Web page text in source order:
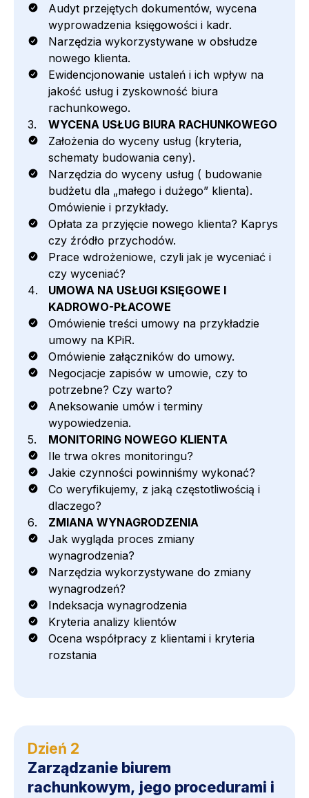
Audyt przejętych dokumentów, wycena
wyprowadzenia księgowości i kadr.
Narzędzia wykorzystywane w obsłudze
nowego klienta.
Ewidencjonowanie ustaleń i ich wpływ na
jakość usług i zyskowność biura
rachunkowego.
WYCENA USŁUG BIURA RACHUNKOWEGO
Założenia do wyceny usług (kryteria,
schematy budowania ceny).
Narzędzia do wyceny usług ( budowanie
budżetu dla „małego i dużego” klienta).
Omówienie i przykłady.
Opłata za przyjęcie nowego klienta? Kaprys
czy źródło przychodów.
Prace wdrożeniowe, czyli jak je wyceniać i
czy wyceniać?
UMOWA NA USŁUGI KSIĘGOWE I
KADROWO-PŁACOWE
Omówienie treści umowy na przykładzie
umowy na KPiR.
Omówienie załączników do umowy.
Negocjacje zapisów w umowie, czy to
potrzebne? Czy warto?
Aneksowanie umów i terminy
wypowiedzenia.
MONITORING NOWEGO KLIENTA
Ile trwa okres monitoringu?
Jakie czynności powinniśmy wykonać?
Co weryfikujemy, z jaką częstotliwością i
dlaczego?
ZMIANA WYNAGRODZENIA
Jak wygląda proces zmiany
wynagrodzenia?
Narzędzia wykorzystywane do zmiany
wynagrodzeń?
Indeksacja wynagrodzenia
Kryteria analizy klientów
Ocena współpracy z klientami i kryteria
rozstania
Dzień 2
Zarządzanie biurem
rachunkowym, jego procedurami i